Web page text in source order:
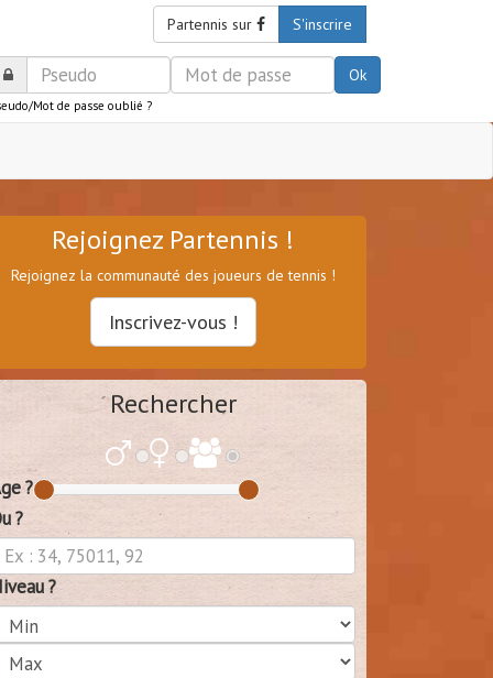
Partennis sur S'inscrire
Ok
Mot de passe oublié ?
Rejoignez Partennis !
Rejoignez la communauté des joueurs de tennis !
Inscrivez-vous !
Rechercher
?
?
?